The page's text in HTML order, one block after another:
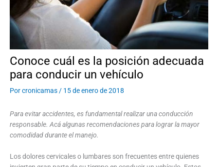
Conoce cuál es la posición adecuada
para conducir un vehículo
Porcronicamas / 15 de enero de 2018
Para evitar accidentes, es fundamental realizar una conducción
responsable. Acá algunas recomendaciones para lograr la mayor
comodidad durante el manejo.
Los dolores cervicales o lumbares son frecuentes entre quienes